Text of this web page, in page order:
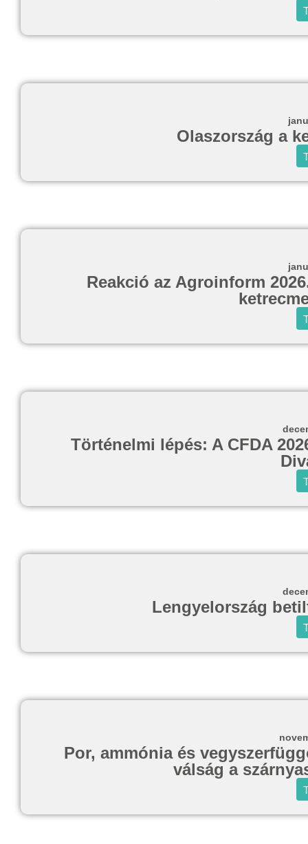
Olaszország a
Reakció az Agroinform
Történelmi lépés: A CFDA
Lengyelország
Por, ammónia és
válság a